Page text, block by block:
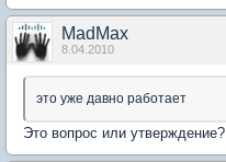
MadMax
8.04.2010
это уже давно работает
Это вопрос или утверждение?